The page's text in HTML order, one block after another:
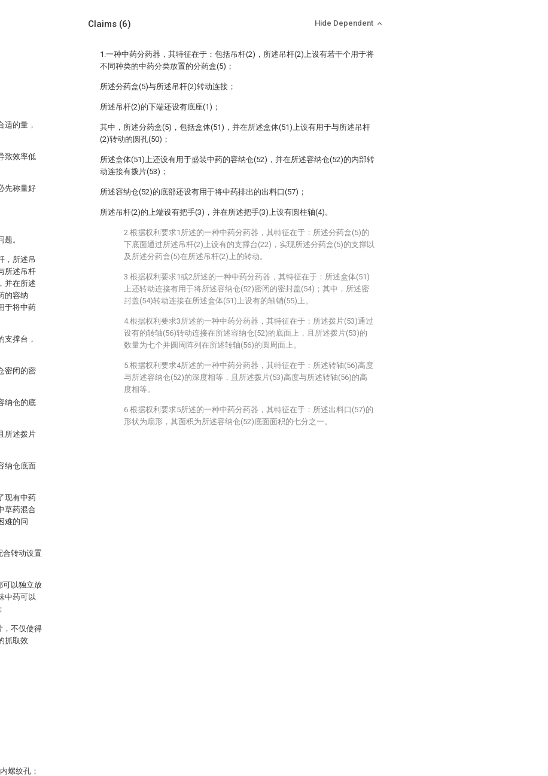
适的量，
致效率低
先称量好
。
，所述吊
所述吊杆
并在所述
的容纳
于将中药
支撑台，
密闭的密
纳仓的底
所述拨片
纳仓底面
现有中药
草药混合
难的问
合转动设置
可以独立放
中药可以
，不仅使得
抓取效
螺纹孔；
Claims (6) Hide Dependent
1.一种中药分药器，其特征在于：包括吊杆(2)，所述吊杆(2)上设有若干个用于将
不同种类的中药分类放置的分药盒(5)；
所述分药盒(5)与所述吊杆(2)转动连接；
所述吊杆(2)的下端还设有底座(1)；
其中，所述分药盒(5)，包括盒体(51)，并在所述盒体(51)上设有用于与所述吊杆
(2)转动的圆孔(50)；
所述盒体(51)上还设有用于盛装中药的容纳仓(52)，并在所述容纳仓(52)的内部转
动连接有拨片(53)；
所述容纳仓(52)的底部还设有用于将中药排出的出料口(57)；
所述吊杆(2)的上端设有把手(3)，并在所述把手(3)上设有圆柱轴(4)。
2.根据权利要求1所述的一种中药分药器，其特征在于：所述分药盒(5)的
下底面通过所述吊杆(2)上设有的支撑台(22)，实现所述分药盒(5)的支撑以
及所述分药盒(5)在所述吊杆(2)上的转动。
3.根据权利要求1或2所述的一种中药分药器，其特征在于：所述盒体(51)
上还转动连接有用于将所述容纳仓(52)密闭的密封盖(54)；其中，所述密
封盖(54)转动连接在所述盒体(51)上设有的轴销(55)上。
4.根据权利要求3所述的一种中药分药器，其特征在于：所述拨片(53)通过
设有的转轴(56)转动连接在所述容纳仓(52)的底面上，且所述拨片(53)的
数量为七个并圆周阵列在所述转轴(56)的圆周面上。
5.根据权利要求4所述的一种中药分药器，其特征在于：所述转轴(56)高度
与所述容纳仓(52)的深度相等，且所述拨片(53)高度与所述转轴(56)的高
度相等。
6.根据权利要求5所述的一种中药分药器，其特征在于：所述出料口(57)的
形状为扇形，其面积为所述容纳仓(52)底面面积的七分之一。